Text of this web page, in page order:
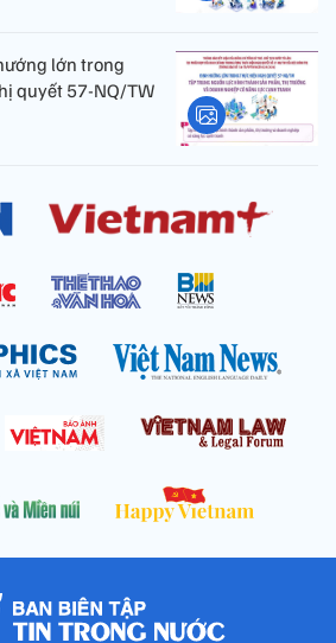
lớn trong
quyết 57-NQ/TW